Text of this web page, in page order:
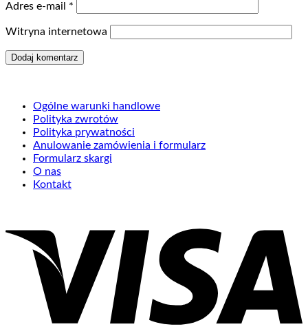
Adres e-mail *
Witryna internetowa
Ogólne warunki handlowe
Polityka zwrotów
Polityka prywatności
Anulowanie zamówienia i formularz
Formularz skargi
O nas
Kontakt